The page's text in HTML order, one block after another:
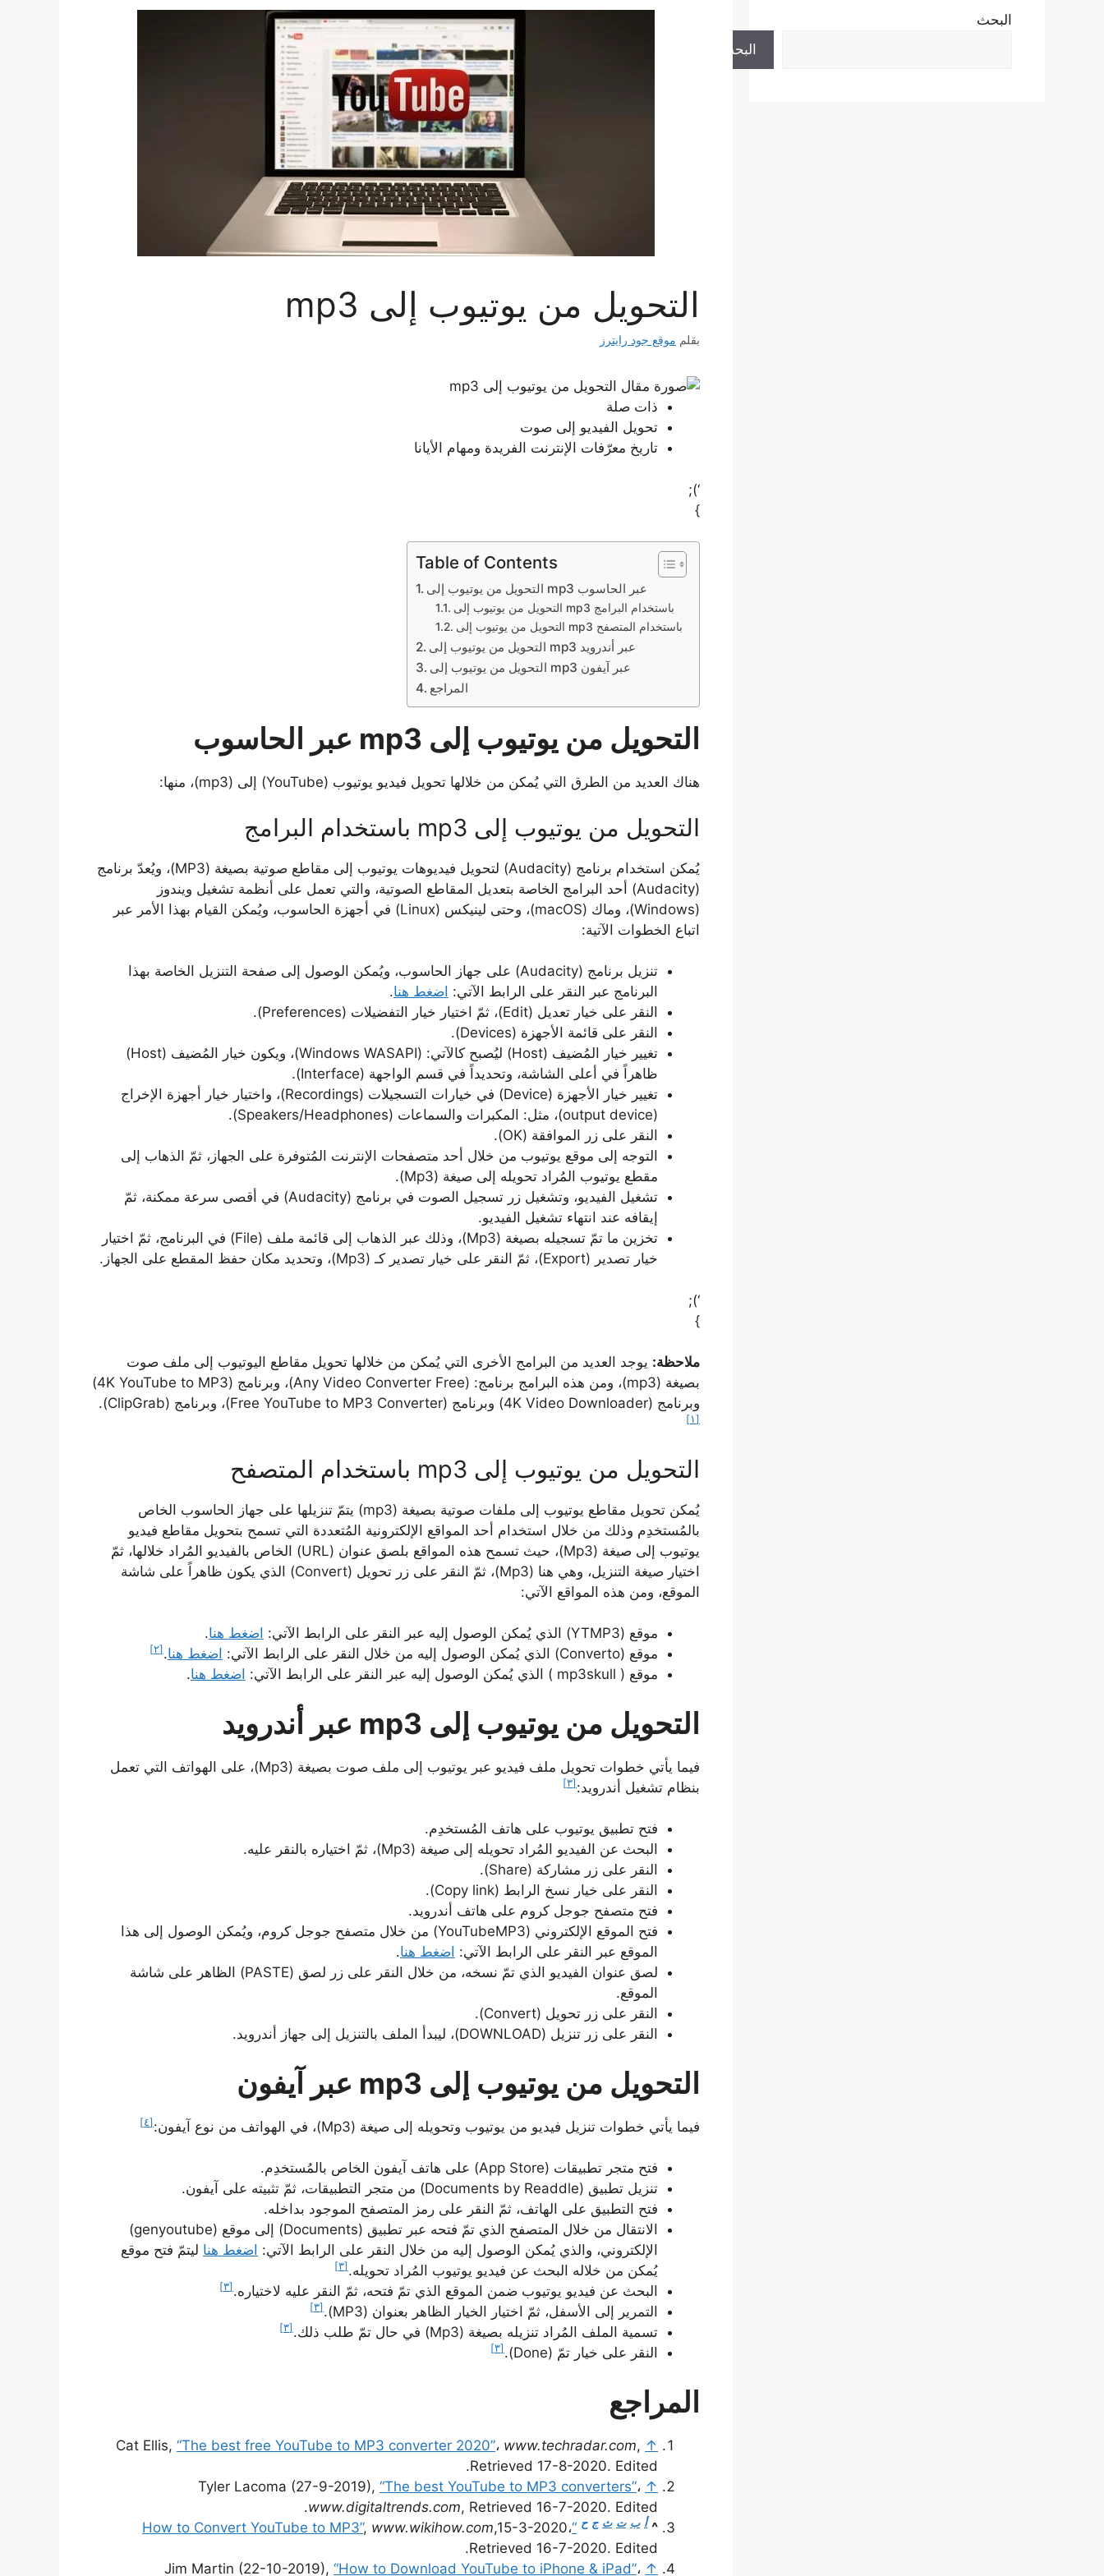
التحويل من يوتيوب إلى mp3
بقلم موقع جود رايترز
ذات صلة
تحويل الفيديو إلى صوت
تاريخ معرّفات الإنترنت الفريدة ومهام الأيانا
‘);
}
Table of Contents
التحويل من يوتيوب إلى mp3 عبر الحاسوب
التحويل من يوتيوب إلى mp3 باستخدام البرامج
التحويل من يوتيوب إلى mp3 باستخدام المتصفح
التحويل من يوتيوب إلى mp3 عبر أندرويد
التحويل من يوتيوب إلى mp3 عبر آيفون
المراجع
التحويل من يوتيوب إلى mp3 عبر الحاسوب
هناك العديد من الطرق التي يُمكن من خلالها تحويل فيديو يوتيوب (YouTube) إلى (mp3)، منها:
التحويل من يوتيوب إلى mp3 باستخدام البرامج
يُمكن استخدام برنامج (Audacity) لتحويل فيديوهات يوتيوب إلى مقاطع صوتية بصيغة (MP3)، ويُعدّ برنامج
(Audacity) أحد البرامج الخاصة بتعديل المقاطع الصوتية، والتي تعمل على أنظمة تشغيل ويندوز
(Windows)، وماك (macOS)، وحتى لينيكس (Linux) في أجهزة الحاسوب، ويُمكن القيام بهذا الأمر عبر
اتباع الخطوات الآتية:
تنزيل برنامج (Audacity) على جهاز الحاسوب، ويُمكن الوصول إلى صفحة التنزيل الخاصة بهذا
البرنامج عبر النقر على الرابط الآتي: اضغط هنا.
النقر على خيار تعديل (Edit)، ثمّ اختيار خيار التفضيلات (Preferences).
النقر على قائمة الأجهزة (Devices).
تغيير خيار المُضيف (Host) ليُصبح كالآتي: (Windows WASAPI)، ويكون خيار المُضيف (Host)
ظاهراً في أعلى الشاشة، وتحديداً في قسم الواجهة (Interface).
تغيير خيار الأجهزة (Device) في خيارات التسجيلات (Recordings)، واختيار خيار أجهزة الإخراج
(output device)، مثل: المكبرات والسماعات (Speakers/Headphones).
النقر على زر الموافقة (OK).
التوجه إلى موقع يوتيوب من خلال أحد متصفحات الإنترنت المُتوفرة على الجهاز، ثمّ الذهاب إلى
مقطع يوتيوب المُراد تحويله إلى صيغة (Mp3).
تشغيل الفيديو، وتشغيل زر تسجيل الصوت في برنامج (Audacity) في أقصى سرعة ممكنة، ثمّ
إيقافه عند انتهاء تشغيل الفيديو.
تخزين ما تمّ تسجيله بصيغة (Mp3)، وذلك عبر الذهاب إلى قائمة ملف (File) في البرنامج، ثمّ اختيار
خيار تصدير (Export)، ثمّ النقر على خيار تصدير كـ (Mp3)، وتحديد مكان حفظ المقطع على الجهاز.
‘);
}
ملاحظة: يوجد العديد من البرامج الأخرى التي يُمكن من خلالها تحويل مقاطع اليوتيوب إلى ملف صوت
بصيغة (mp3)، ومن هذه البرامج برنامج: (Any Video Converter Free)، وبرنامج (4K YouTube to MP3)
وبرنامج (4K Video Downloader) وبرنامج (Free YouTube to MP3 Converter)، وبرنامج (ClipGrab).
[١]
التحويل من يوتيوب إلى mp3 باستخدام المتصفح
يُمكن تحويل مقاطع يوتيوب إلى ملفات صوتية بصيغة (mp3) يتمّ تنزيلها على جهاز الحاسوب الخاص
بالمُستخدِم وذلك من خلال استخدام أحد المواقع الإلكترونية المُتعددة التي تسمح بتحويل مقاطع فيديو
يوتيوب إلى صيغة (Mp3)، حيث تسمح هذه المواقع بلصق عنوان (URL) الخاص بالفيديو المُراد خلالها، ثمّ
اختيار صيغة التنزيل، وهي هنا (Mp3)، ثمّ النقر على زر تحويل (Convert) الذي يكون ظاهراً على شاشة
الموقع، ومن هذه المواقع الآتي:
موقع (YTMP3) الذي يُمكن الوصول إليه عبر النقر على الرابط الآتي: اضغط هنا.
موقع (Converto) الذي يُمكن الوصول إليه من خلال النقر على الرابط الآتي:
اضغط هنا. [٢]
موقع ( mp3skull ) الذي يُمكن الوصول إليه عبر النقر على الرابط الآتي: اضغط هنا.
التحويل من يوتيوب إلى mp3 عبر أندرويد
فيما يأتي خطوات تحويل ملف فيديو عبر يوتيوب إلى ملف صوت بصيغة (Mp3)، على الهواتف التي تعمل
بنظام تشغيل أندرويد: [٣]
فتح تطبيق يوتيوب على هاتف المُستخدِم.
البحث عن الفيديو المُراد تحويله إلى صيغة (Mp3)، ثمّ اختياره بالنقر عليه.
النقر على زر مشاركة (Share).
النقر على خيار نسخ الرابط (Copy link).
فتح متصفح جوجل كروم على هاتف أندرويد.
فتح الموقع الإلكتروني (YouTubeMP3) من خلال متصفح جوجل كروم، ويُمكن الوصول إلى هذا
الموقع عبر النقر على الرابط الآتي: اضغط هنا.
لصق عنوان الفيديو الذي تمّ نسخه، من خلال النقر على زر لصق (PASTE) الظاهر على شاشة
الموقع.
النقر على زر تحويل (Convert).
النقر على زر تنزيل (DOWNLOAD)، ليبدأ الملف بالتنزيل إلى جهاز أندرويد.
التحويل من يوتيوب إلى mp3 عبر آيفون
فيما يأتي خطوات تنزيل فيديو من يوتيوب وتحويله إلى صيغة (Mp3)، في الهواتف من نوع آيفون: [٤]
فتح متجر تطبيقات (App Store) على هاتف آيفون الخاص بالمُستخدِم.
تنزيل تطبيق (Documents by Readdle) من متجر التطبيقات، ثمّ تثبيته على آيفون.
فتح التطبيق على الهاتف، ثمّ النقر على رمز المتصفح الموجود بداخله.
الانتقال من خلال المتصفح الذي تمّ فتحه عبر تطبيق (Documents) إلى موقع (genyoutube)
الإلكتروني، والذي يُمكن الوصول إليه من خلال النقر على الرابط الآتي: اضغط هنا ليتمّ فتح موقع
يُمكن من خلاله البحث عن فيديو يوتيوب المُراد تحويله. [٣]
البحث عن فيديو يوتيوب ضمن الموقع الذي تمّ فتحه، ثمّ النقر عليه لاختياره. [٣]
التمرير إلى الأسفل، ثمّ اختيار الخيار الظاهر بعنوان (MP3). [٣]
تسمية الملف المُراد تنزيله بصيغة (Mp3) في حال تمّ طلب ذلك. [٣]
النقر على خيار تمّ (Done). [٣]
المراجع
↑
Cat Ellis, “The best free YouTube to MP3 converter 2020”، www.techradar.com,
Retrieved 17-8-2020. Edited.
↑
Tyler Lacoma (27-9-2019), “The best YouTube to MP3 converters”،
www.digitaltrends.com, Retrieved 16-7-2020. Edited.
^ أ ب ت ث ج ح “How to Convert YouTube to MP3”
, www.wikihow.com,15-3-2020،
Retrieved 16-7-2020. Edited.
↑
Jim Martin (22-10-2019), “How to Download YouTube to iPhone & iPad”،
البحث
البحث